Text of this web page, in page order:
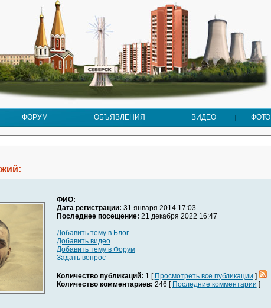
ФОРУМ ОБЪЯВЛЕНИЯ ВИДЕО ФОТО
ФИО:
Дата регистрации: 31 января 2014 17:03
Последнее посещение: 21 декабря 2022 16:47
Добавить тему в Блог
Добавить видео
Добавить тему в Форум
Задать вопрос
Количество публикаций: 1 [ Просмотреть все публикации ]
Количество комментариев: 246 [ Последние комментарии ]